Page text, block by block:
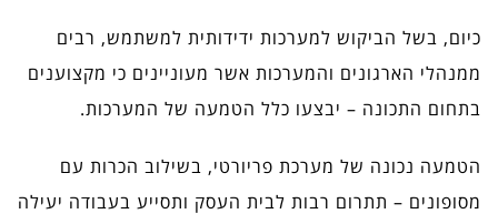
כיום, בשל הביקוש למערכות ידידותית למשתמש, רבים
ממנהלי הארגונים והמערכות אשר מעוניינים כי מקצוענים
בתחום התכונה – יבצעו כלל הטמעה של המערכות.
הטמעה נכונה של מערכת פריורטי, בשילוב הכרות עם
מסופונים – תתרום רבות לבית העסק ותסייע בעבודה יעילה